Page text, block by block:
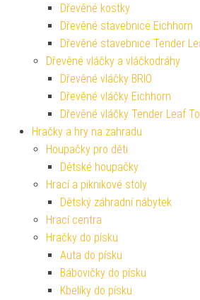
Dřevěné kostky
Dřevěné stavebnice Eichhorn
Dřevěné stavebnice Tender
Dřevěné vláčky a vláčkodráhy
Dřevěné vláčky BRIO
Dřevěné vláčky Eichhorn
Dřevěné vláčky Tender Leaf
Hračky a hry na zahradu
Houpačky pro děti
Dětské houpačky
Hrací a piknikové stoly
Dětský záhradní nábytek
Hrací centra
Hračky do písku
Auta do písku
Bábovičky do písku
Kbelíky do písku